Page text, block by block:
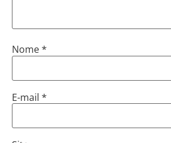
Nome*
E-mail *